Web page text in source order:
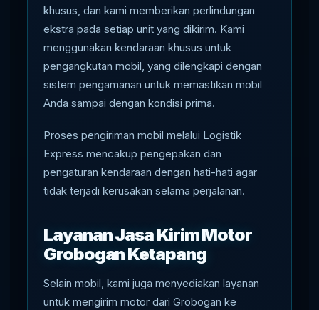
khusus, dan kami memberikan perlindungan
ekstra pada setiap unit yang dikirim. Kami
menggunakan kendaraan khusus untuk
pengangkutan mobil, yang dilengkapi dengan
sistem pengamanan untuk memastikan mobil
Anda sampai dengan kondisi prima.
Proses pengiriman mobil melalui Logistik
Express mencakup pengepakan dan
pengaturan kendaraan dengan hati-hati agar
tidak terjadi kerusakan selama perjalanan.
Layanan Jasa Kirim Motor
Grobogan Ketapang
Selain mobil, kami juga menyediakan layanan
untuk mengirim motor dari Grobogan ke